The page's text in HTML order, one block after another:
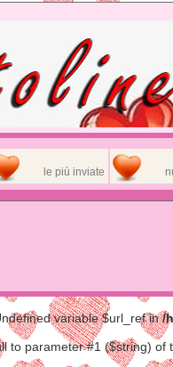
le più inviate
variable $url_ref in/
to parameter #1 ($string)